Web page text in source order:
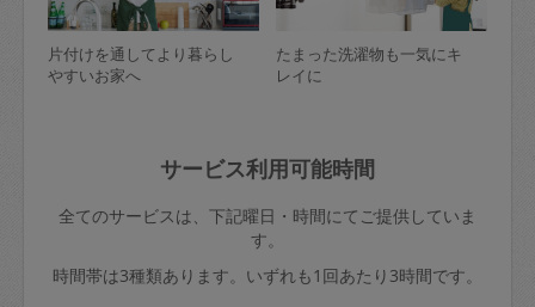
片付けを通してより暮らし
やすいお家へ
たまった洗濯物も一気にキ
レイに
サービス利用可能時間
全てのサービスは、下記曜日・時間にてご提供していま
す。
時間帯は3種類あります。いずれも1回あたり3時間です。